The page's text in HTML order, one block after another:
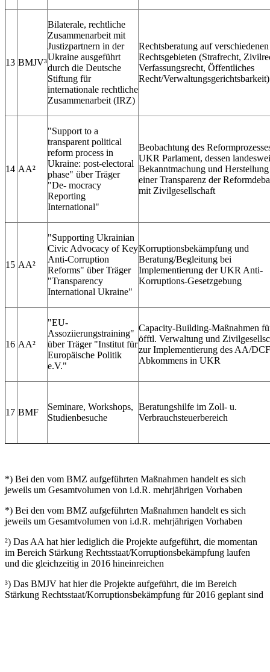
13 BMJV³
Bilaterale, rechtliche
Zusammenarbeit mit
Justizpartnern in der
Ukraine ausgeführt
durch die Deutsche
Stiftung für
internationale rechtliche
Zusammenarbeit (IRZ)
Rechtsberatung auf verschiedenen
Rechtsgebieten (Strafrecht,
Verfassungsrecht, Öffentliches
Recht/Verwaltungsgerichtsbarkeit)
14 AA²
"Support to a
transparent political
reform process in
Ukraine: post‐electoral
phase" über Träger
"De‐ mocracy
Reporting
International"
Beobachtung des
UKR Parlament, dessen
Bekanntmachung und Herstellung
einer Transparenz der
mit Zivilgesellschaft
15 AA²
"Supporting Ukrainian
Civic Advocacy of Key
Anti‐Corruption
Reforms" über Träger
"Transparency
International Ukraine"
Korruptionsbekämpfung und
Beratung/Begleitung bei
Implementierung der UKR Anti‐
Korruptions‐Gesetzgebung
16 AA²
"EU‐
Assoziierungstraining"
über Träger "Institut für
Europäische Politik
e.V."
Capacity‐Building‐Maßnahmen
öfftl. Verwaltung und
zur Implementierung des AA/
Abkommens in UKR
17 BMF
Seminare, Workshops,
Studienbesuche
Beratungshilfe im Zoll‐ u.
Verbrauchsteuerbereich
*) Bei den vom BMZ aufgeführten Maßnahmen handelt es sich
jeweils um Gesamtvolumen von i.d.R. mehrjährigen Vorhaben
*) Bei den vom BMZ aufgeführten Maßnahmen handelt es sich
jeweils um Gesamtvolumen von i.d.R. mehrjährigen Vorhaben
²) Das AA hat hier lediglich die Projekte aufgeführt, die momentan
im Bereich Stärkung Rechtsstaat/Korruptionsbekämpfung laufen
und die gleichzeitig in 2016 hineinreichen
³) Das BMJV hat hier die Projekte aufgeführt, die im Bereich
Stärkung Rechtsstaat/Korruptionsbekämpfung für 2016 geplant sind